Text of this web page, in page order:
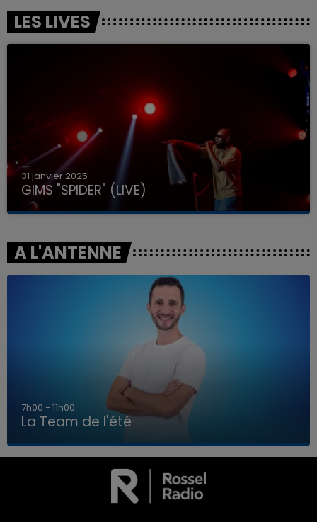
LA TEAM DE L'ÉTÉ
LES LIVES
31 janvier 2025
GIMS "SPIDER" (LIVE)
A L'ANTENNE
7h00 - 11h00
La Team de l'été